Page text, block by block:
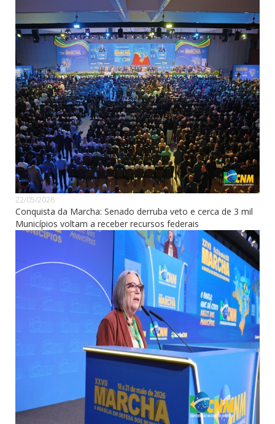
22/05/2026
Conquista da Marcha: Senado derruba veto e cerca de 3 mil
Municípios voltam a receber recursos federais